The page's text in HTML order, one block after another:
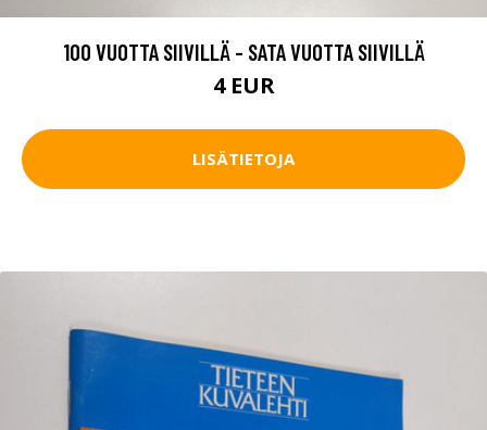
100 VUOTTA SIIVILLÄ - SATA VUOTTA SIIVILLÄ
4 EUR
LISÄTIETOJA